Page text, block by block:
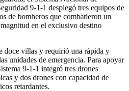
9-1-1 desplegó tres equipos de
de bomberos que combatieron un
en el exclusivo destino
doce villas y requirió una rápida y
unidades de emergencia. Para apoyar
9-1-1 integró tres drones
y dos drones con capacidad de
retardantes.